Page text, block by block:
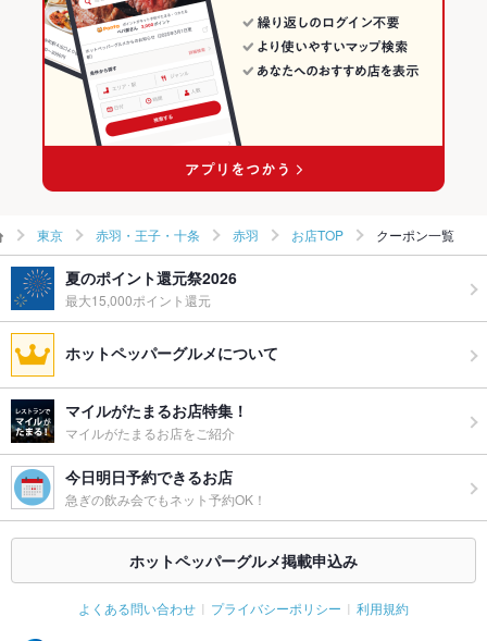
赤羽・王子・十条のスペインバル・イタリアンバールランキング
赤羽のグルメランキング
赤羽のダイニングバー・バルランキング
赤羽のスペインバル・イタリアンバールランキング
東京 赤羽・王子・十条 赤羽 お店TOP クーポン一覧
夏のポイント還元祭2026
最大15,000ポイント還元
ホットペッパーグルメについて
マイルがたまるお店特集！
マイルがたまるお店をご紹介
今日明日予約できるお店
急ぎの飲み会でもネット予約OK！
ホットペッパーグルメ掲載申込み
よくある問い合わせ プライバシーポリシー 利用規約